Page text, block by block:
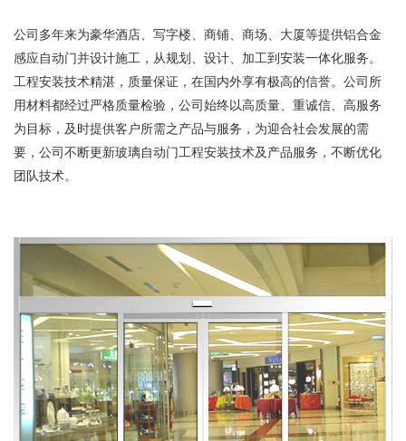
公司多年来为豪华酒店、写字楼、商铺、商场、大厦等提供铝合金
感应自动门并设计施工，从规划、设计、加工到安装一体化服务。
工程安装技术精湛，质量保证，在国内外享有极高的信誉。公司所
用材料都经过严格质量检验，公司始终以高质量、重诚信、高服务
为目标，及时提供客户所需之产品与服务，为迎合社会发展的需
要，公司不断更新玻璃自动门工程安装技术及产品服务，不断优化
团队技术。